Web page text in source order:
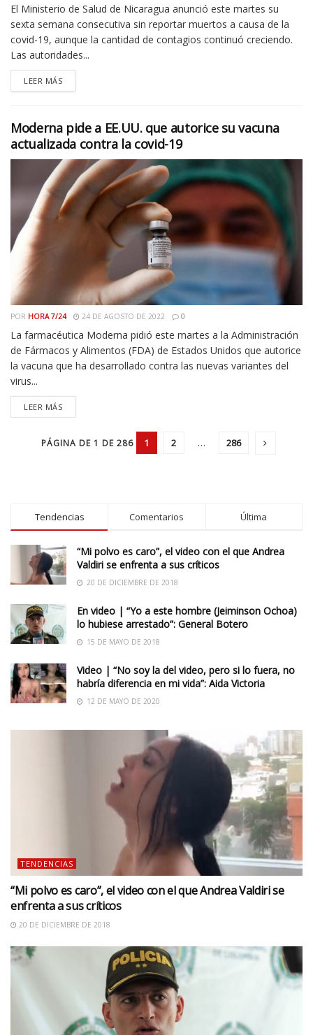
El Ministerio de Salud de Nicaragua anunció este martes su
sexta semana consecutiva sin reportar muertos a causa de la
covid-19, aunque la cantidad de contagios continuó creciendo.
Las autoridades...
LEER MÁS
Moderna pide a EE.UU. que autorice su vacuna
actualizada contra la covid-19
POR HORA 7/24 24 DE AGOSTO DE 2022 0
La farmacéutica Moderna pidió este martes a la Administración
de Fármacos y Alimentos (FDA) de Estados Unidos que autorice
la vacuna que ha desarrollado contra las nuevas variantes del
virus...
LEER MÁS
PÁGINA DE 1 DE 286 1 2 … 286
Tendencias Comentarios Última
“Mi polvo es caro”, el video con el que Andrea
Valdiri se enfrenta a sus críticos
20 DE DICIEMBRE DE 2018
En video | “Yo a este hombre (Jeiminson Ochoa)
lo hubiese arrestado”: General Botero
15 DE MAYO DE 2018
Video | “No soy la del video, pero si lo fuera, no
habría diferencia en mi vida”: Aida Victoria
12 DE MAYO DE 2020
TENDENCIAS
“Mi polvo es caro”, el video con el que Andrea Valdiri se
enfrenta a sus críticos
20 DE DICIEMBRE DE 2018